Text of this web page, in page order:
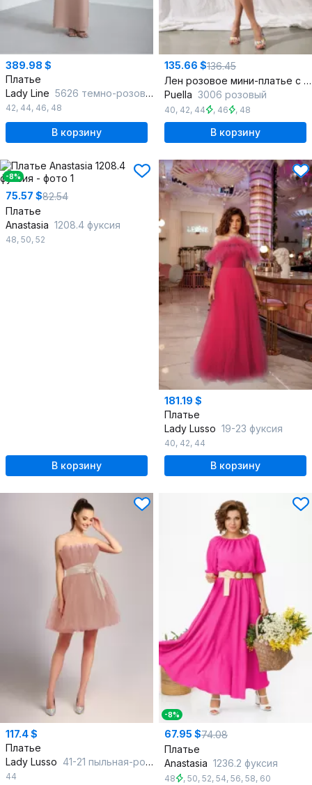
389.98 $
Платье
Lady Line 5626 темно-розовый
42, 44, 46, 48
В корзину
135.66 $136.45
Лен розовое мини-платье с эффектным декольте и поясом
Puella 3006 розовый
40, 42, 44 , 46 , 48
В корзину
-8%
75.57 $82.54
Платье
Anastasia 1208.4 фуксия
48, 50, 52
В корзину
181.19 $
Платье
Lady Lusso 19-23 фуксия
40, 42, 44
В корзину
117.4 $
Платье
Lady Lusso 41-21 пыльная-роза
44
-8%
67.95 $74.08
Платье
Anastasia 1236.2 фуксия
48 , 50, 52, 54, 56, 58, 60